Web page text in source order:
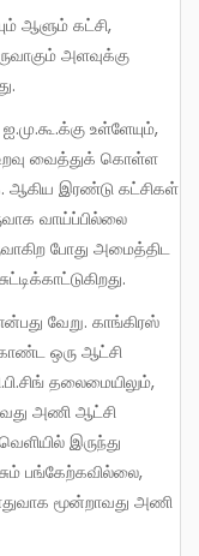
அளவுக்கு
வைத்துக் கொள்ள
ஆகிய இரண்டு கட்சிகள்
வாய்ப்பில்லை
போது அமைத்திட
ஒரு ஆட்சி
தலைமையிலும்,
அணி ஆட்சி
இருந்து
பங்கேற்கவில்லை,
மூன்றாவது அணி